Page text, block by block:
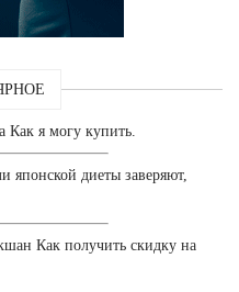
Как я могу купить.
японской диеты заверяют,
Как получить скидку на